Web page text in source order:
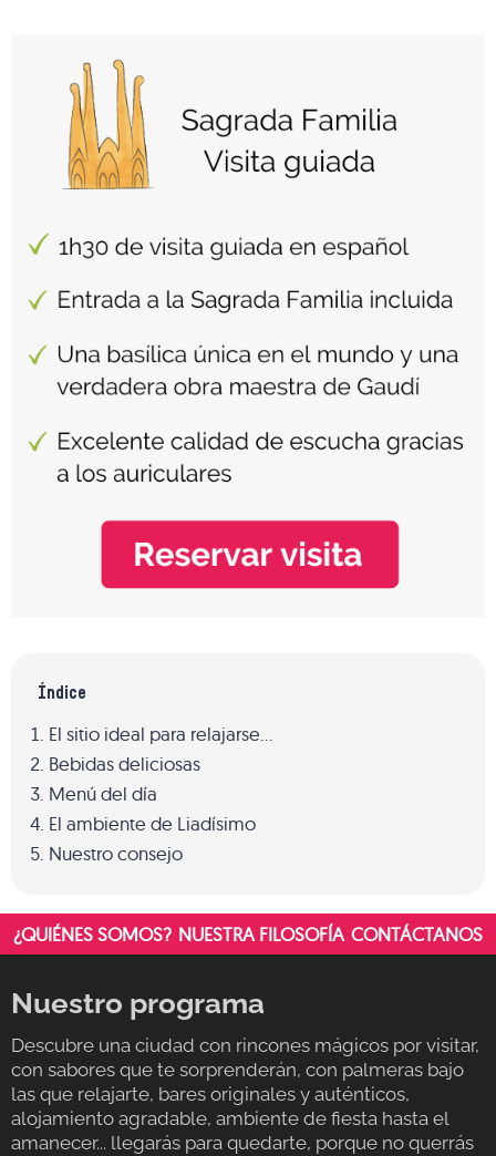
Índice
El sitio ideal para relajarse…
Bebidas deliciosas
Menú del día
El ambiente de Liadísimo
Nuestro consejo
¿QUIÉNES SOMOS? NUESTRA FILOSOFÍA CONTÁCTANOS
Nuestro programa
Descubre una ciudad con rincones mágicos por visitar,
con sabores que te sorprenderán, con palmeras bajo
las que relajarte, bares originales y auténticos,
alojamiento agradable, ambiente de fiesta hasta el
amanecer... llegarás para quedarte, porque no querrás